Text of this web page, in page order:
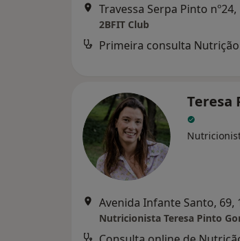
Travessa Serpa Pinto
2BFIT Club
Primeira consulta Nutrição
Teresa
Avenida Infante Santo, 69,
Nutricionista Teresa Pinto